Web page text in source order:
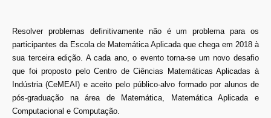
Resolver problemas definitivamente não é um problema para os
participantes da Escola de Matemática Aplicada que chega em 2018 à
sua terceira edição. A cada ano, o evento torna-se um novo desafio
que foi proposto pelo Centro de Ciências Matemáticas Aplicadas à
Indústria (CeMEAI) e aceito pelo público-alvo formado por alunos de
pós-graduação na área de Matemática, Matemática Aplicada e
Computacional e Computação.